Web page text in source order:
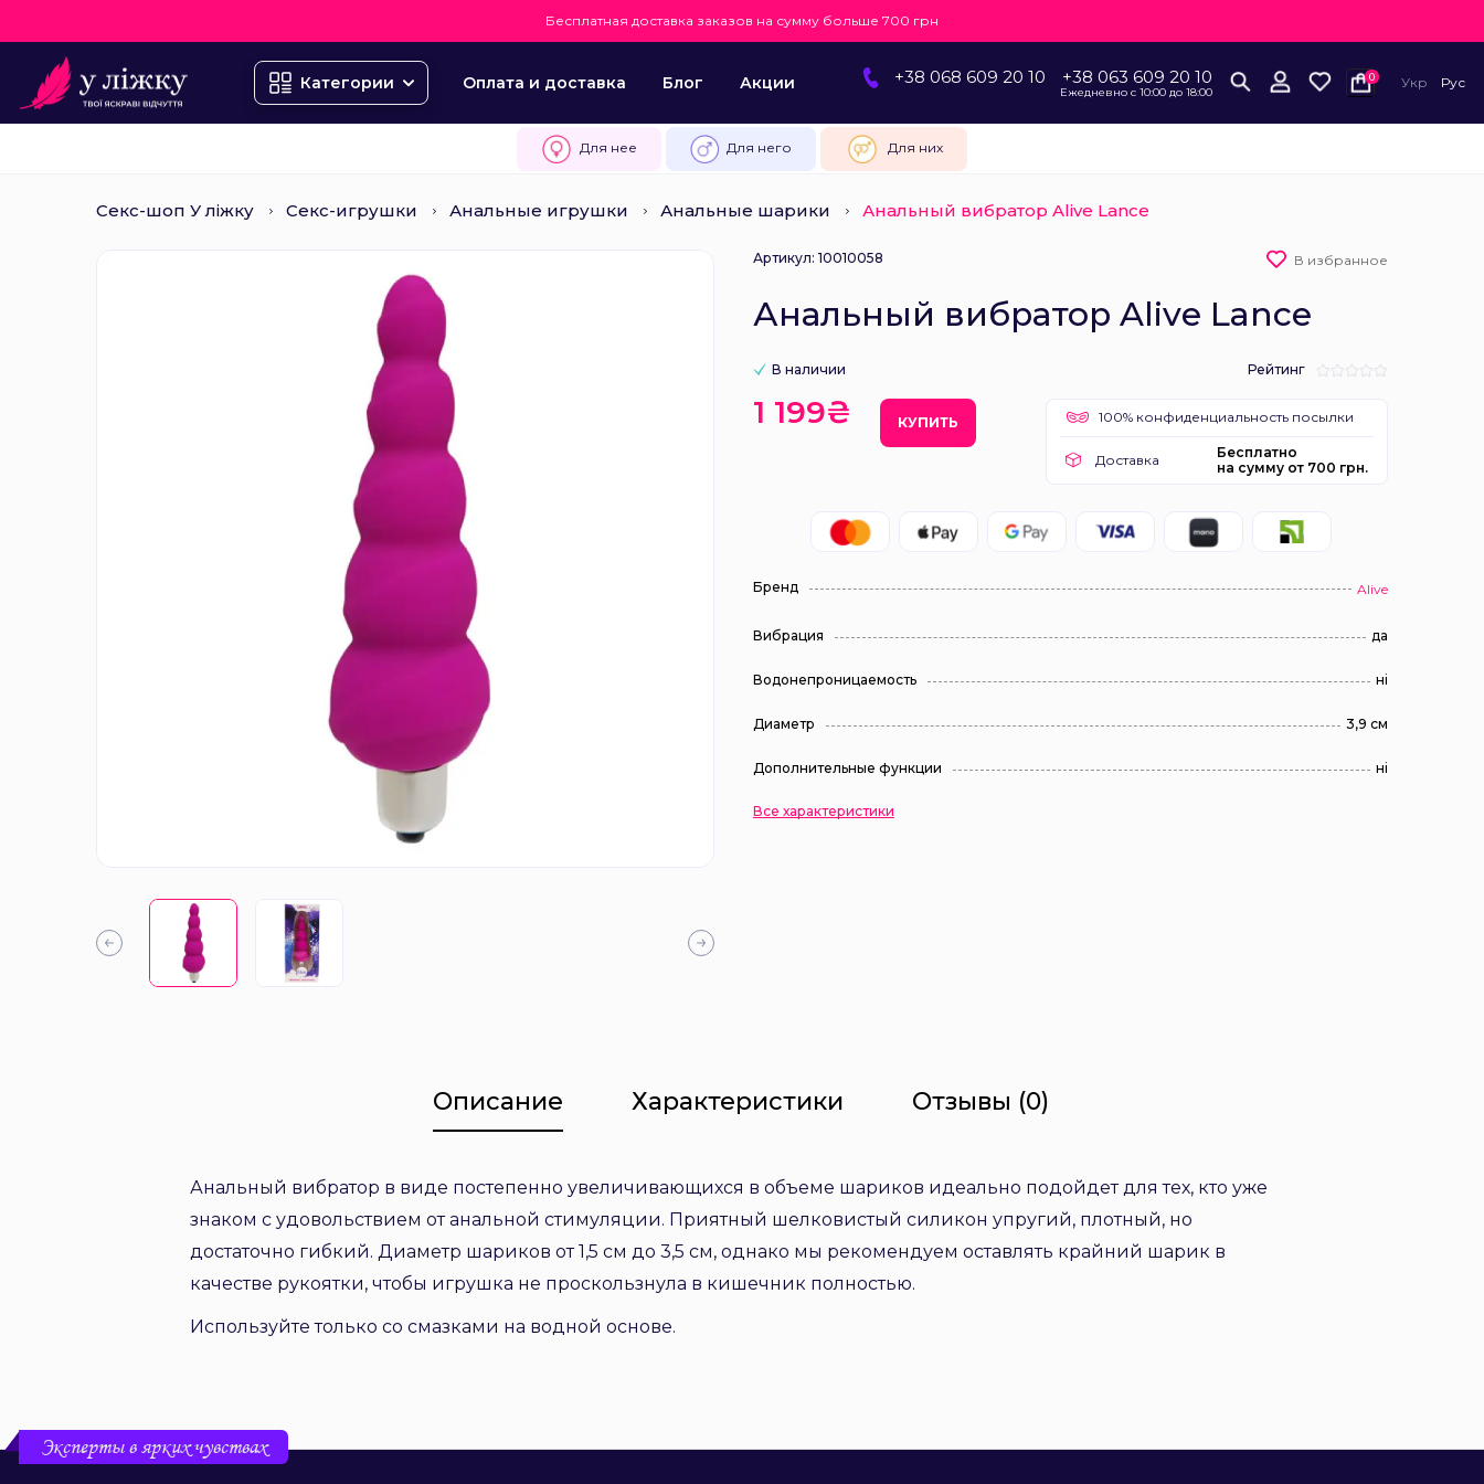
Бесплатная доставка заказов на сумму больше 700 грн
Категории Оплата и доставка Блог Акции +38 068 609 20 10 +38 063 609 20 10
Ежедневно с 10:00 до 18:00
0 Укр Рус
Для нее Для него Для них
Секс-шоп У ліжку Секс-игрушки Анальные игрушки Анальные шарики Анальный вибратор Alive Lance
Артикул: 10010058 В избранное
Анальный вибратор Alive Lance
В наличии Рейтинг
1 199₴ КУПИТЬ 100% конфиденциальность посылки
Доставка
Бесплатно
на сумму от 700 грн.
Бренд Alive
Вибрация да
Водонепроницаемость ні
Диаметр 3,9 см
Дополнительные функции ні
Все характеристики
Описание Характеристики Отзывы (0)
Анальный вибратор в виде постепенно увеличивающихся в объеме шариков идеально подойдет для тех, кто уже
знаком с удовольствием от анальной стимуляции. Приятный шелковистый силикон упругий, плотный, но
достаточно гибкий. Диаметр шариков от 1,5 см до 3,5 см, однако мы рекомендуем оставлять крайний шарик в
качестве рукоятки, чтобы игрушка не проскользнула в кишечник полностью.
Используйте только со смазками на водной основе.
Эксперты в ярких чувствах